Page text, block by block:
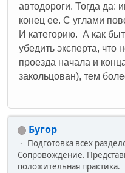
автодороги. Тогда да:
конец ее. С углами
И категорию. А как
убедить эксперта, что
проезда начала и
закольцован), тем
Бугор
Подготовка всех
Сопровождение.
положительная практика.